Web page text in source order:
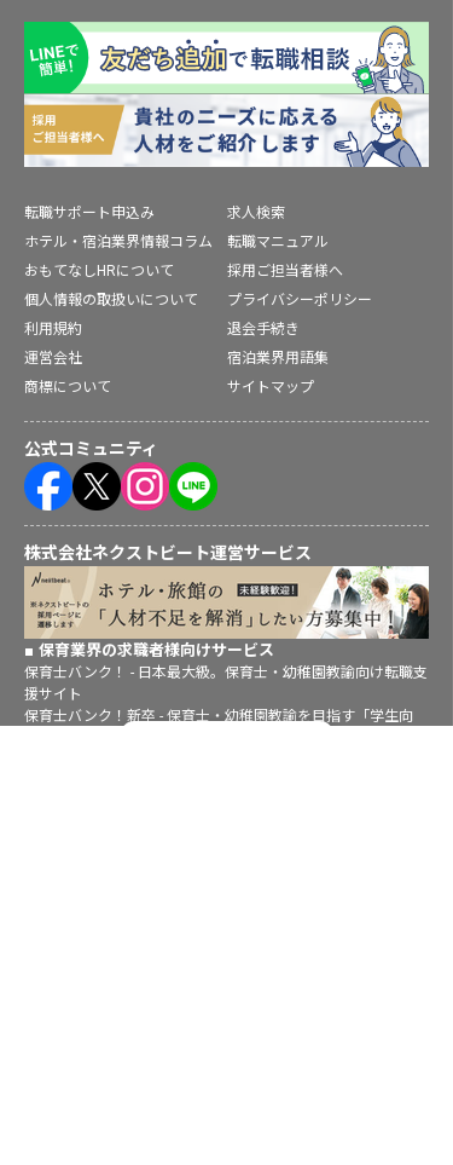
転職サポート申込み
求人検索
ホテル・宿泊業界情報コラム
転職マニュアル
おもてなしHRについて
採用ご担当者様へ
個人情報の取扱いについて
プライバシーポリシー
利用規約
退会手続き
運営会社
宿泊業界用語集
商標について
サイトマップ
公式コミュニティ
株式会社ネクストビート運営サービス
保育業界の求職者様向けサービス
保育士バンク！ - 日本最大級。保育士・幼稚園教諭向け転職支
援サイト
保育士バンク！新卒 - 保育士・幼稚園教諭を目指す「学生向